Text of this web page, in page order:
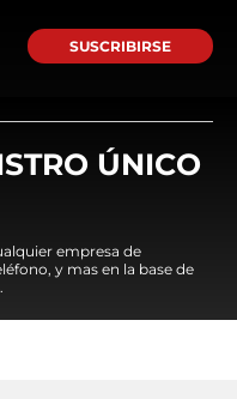
SUSCRIBIRSE
ÚNICO
empresa de
y mas en la base de